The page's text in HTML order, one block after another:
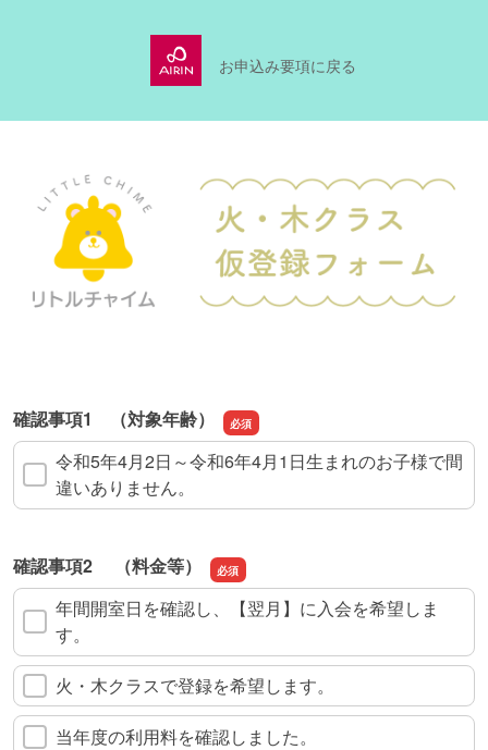
お申込み要項に戻る
確認事項1 （対象年齢）
令和5年4月2日～令和6年4月1日生まれのお子様で間
違いありません。
確認事項2 （料金等）
年間開室日を確認し、【翌月】に入会を希望しま
す。
火・木クラスで登録を希望します。
当年度の利用料を確認しました。